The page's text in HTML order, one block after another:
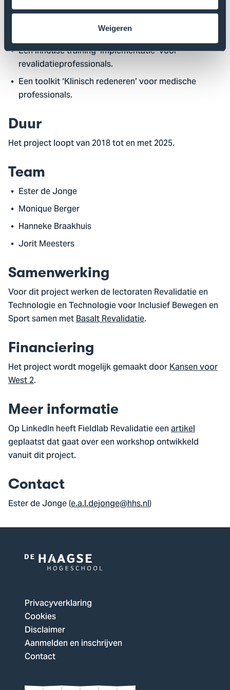
Weigeren
1 en 2 (OOG1 en OOG2) aan De Haagse Hogeschool
met daarin drie modules: contextbepaling, waarde
proposities en stakeholdermanagement.
Een inhouse training ‘Implementatie’ voor
revalidatieprofessionals.
Een toolkit ‘Klinisch redeneren’ voor medische
professionals.
Duur
Het project loopt van 2018 tot en met 2025.
Team
Ester de Jonge
Monique Berger
Hanneke Braakhuis
Jorit Meesters
Samenwerking
Voor dit project werken de lectoraten Revalidatie en
Technologie en Technologie voor Inclusief Bewegen en
Sport samen metBasalt Revalidatie.
Financiering
Het project wordt mogelijk gemaakt doorKansen voor
West 2.
Meer informatie
Op LinkedIn heeft Fieldlab Revalidatie eenartikel
geplaatst dat gaat over een workshop ontwikkeld
vanuit dit project.
Contact
Ester de Jonge (e.a.l.dejonge@hhs.nl)
Logo
De
Haagse
Hogeschool,
ga
naar
de
Privacyverklaring
Cookies
Disclaimer
Aanmelden en inschrijven
Contact